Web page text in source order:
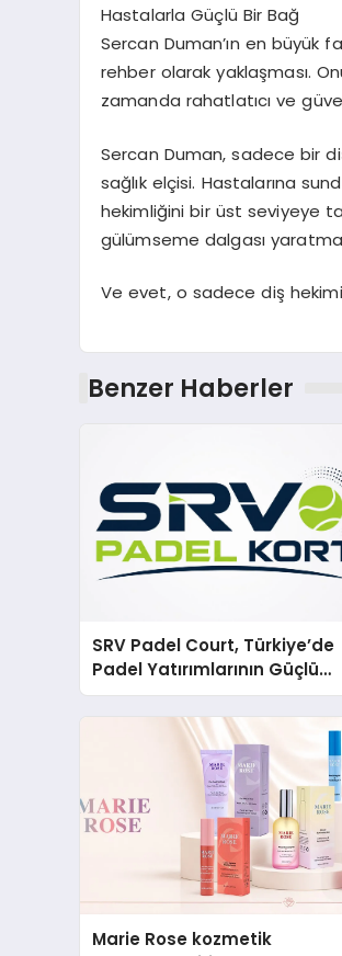
Hastalarla Güçlü Bir Bağ
Sercan Duman’ın en büyük
rehber olarak yaklaşması.
zamanda rahatlatıcı ve
Sercan Duman, sadece bir
sağlık elçisi. Hastalarına
hekimliğini bir üst seviyeye
gülümseme dalgası
Ve evet, o sadece diş
Benzer Haberler
SRV Padel Court, Türkiye’de
Padel Yatırımlarının Güçlü
Markası Olmayı Sürdürüyor
Marie Rose kozmetik